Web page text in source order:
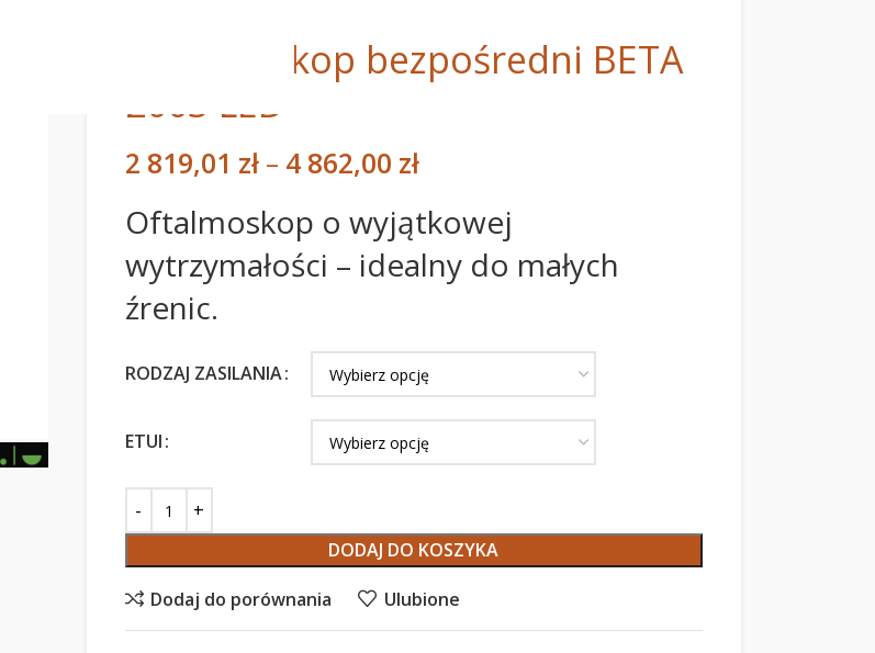
Oftalmoskop bezpośredni BETA
200S LED
2 819,01 zł – 4 862,00 zł
Oftalmoskop o wyjątkowej
wytrzymałości – idealny do małych
źrenic.
RODZAJ ZASILANIA
ETUI
DODAJ DO KOSZYKA
Dodaj do porównania Ulubione